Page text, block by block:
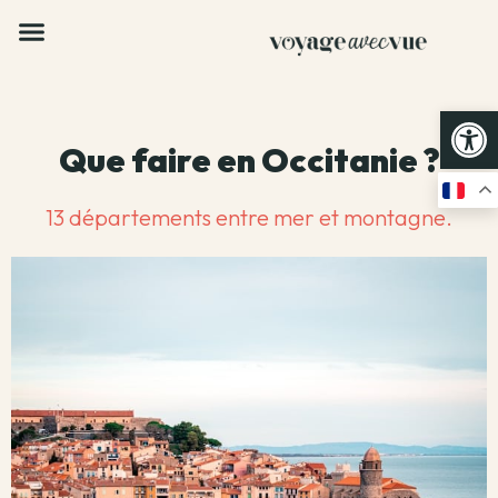
Que faire en Occitanie ?
13 départements entre mer et montagne.